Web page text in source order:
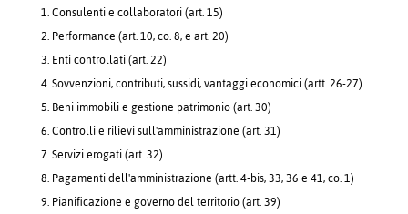
Consulenti e collaboratori (art. 15)
Performance (art. 10, co. 8, e art. 20)
Enti controllati (art. 22)
Sovvenzioni, contributi, sussidi, vantaggi economici (artt. 26-27)
Beni immobili e gestione patrimonio (art. 30)
Controlli e rilievi sull'amministrazione (art. 31)
Servizi erogati (art. 32)
Pagamenti dell'amministrazione (artt. 4-bis, 33, 36 e 41, co. 1)
Pianificazione e governo del territorio (art. 39)